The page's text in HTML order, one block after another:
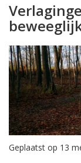
Geplaatst op 13